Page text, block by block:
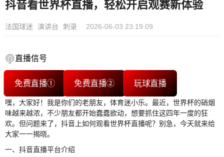
抖音看世界杯直播，轻松开启观赛新体验
法国球迷 演讲台 刺录 2026-06-03 23:19:09
直播信号
免费直播① 免费直播② 玩球直播
嘿，大家好！我是你们的老朋友，体育迷小乐。最近，世界杯的硝烟
味越来越浓，不少朋友都开始蠢蠢欲动，想要抓住这四年一度的狂
欢。但问题来了，抖音上如何观看世界杯直播呢？别急，今天就来给
大家一一揭晓。
一、抖音直播平台介绍